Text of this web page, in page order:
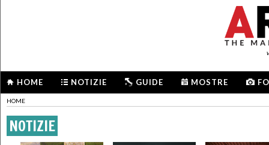
HOME NOTIZIE GUIDE MOSTRE
HOME
NOTIZIE